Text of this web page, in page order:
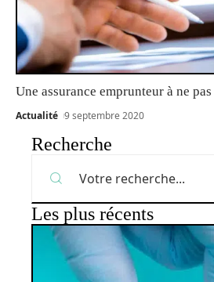
Une assurance emprunteur à ne
Actualité 9 septembre 2020
Recherche
Les plus récents